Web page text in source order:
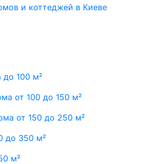
до 100 м²
от 100 до 150 м²
от 150 до 250 м²
до 350 м²
м²